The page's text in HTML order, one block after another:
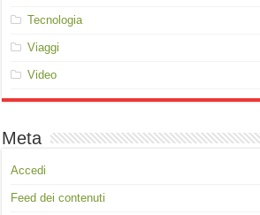
Tecnologia
Viaggi
Video
Meta
Accedi
Feed dei contenuti